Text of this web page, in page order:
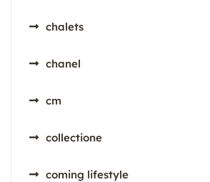
chalets
chanel
cm
collectione
coming lifestyle